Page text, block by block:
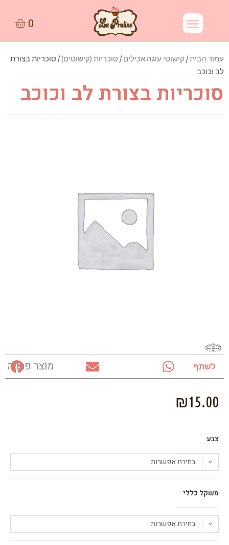
עמוד הבית/ קישוטי עוגה אכילים/ סוכריות (קישוטים)/ סוכריות בצורת
לב וכוכב
סוכריות בצורת לב וכוכב
מוצר פרווה לשתף
₪15.00
צבע
בחירת אפשרות
משקל כללי
בחירת אפשרות